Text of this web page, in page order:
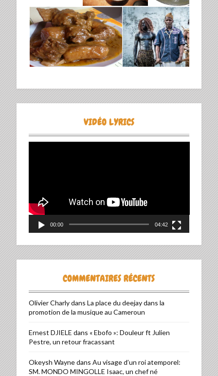
VIDÉO LYRICS
00:00 04:42
COMMENTAIRES RÉCENTS
Olivier Charlydans La place du deejay dans la
promotion de la musique au Cameroun
Ernest DJIELE dans « Ebofo »: Douleur ft Julien
Pestre, un retour fracassant
Okeysh Waynedans Au visage d’un roi atemporel:
SM. MONDO MINGOLLE Isaac, un chef né